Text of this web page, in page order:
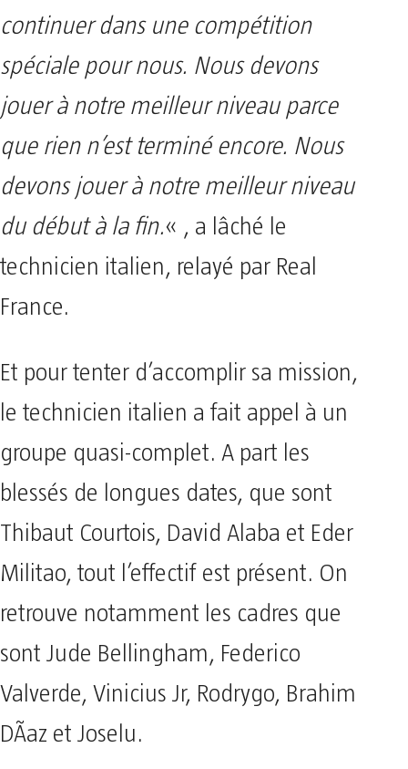
continuer dans une compétition
spéciale pour nous. Nous devons
jouer à notre meilleur niveau parce
que rien n’est terminé encore. Nous
devons jouer à notre meilleur niveau
du début à la fin.« , a lâché le
technicien italien, relayé par Real
France.
Et pour tenter d’accomplir sa mission,
le technicien italien a fait appel à un
groupe quasi-complet. A part les
blessés de longues dates, que sont
Thibaut Courtois, David Alaba et Eder
Militao, tout l’effectif est présent. On
retrouve notamment les cadres que
sont Jude Bellingham, Federico
Valverde, Vinicius Jr, Rodrygo, Brahim
DÃ­az et Joselu.